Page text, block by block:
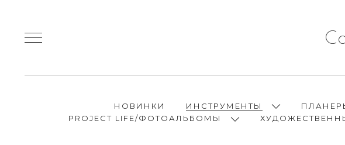
НОВИНКИ ИНСТРУМЕНТЫ
PROJECT LIFE/ФОТОАЛЬБОМЫ